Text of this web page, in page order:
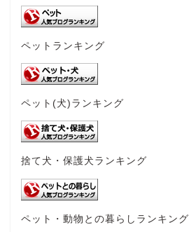
ペットランキング
ペット(犬)ランキング
捨て犬・保護犬ランキング
ペット・動物との暮らしランキング